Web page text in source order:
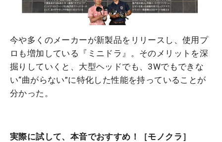
今や多くのメーカーが新製品をリリースし、使用プ
ロも増加している『ミニドラ』。そのメリットを深
掘りしていくと、大型ヘッドでも、3Wでもできな
い“曲がらない”に特化した性能を持っていることが
分かった。
実際に試して、本音でおすすめ！［モノクラ］